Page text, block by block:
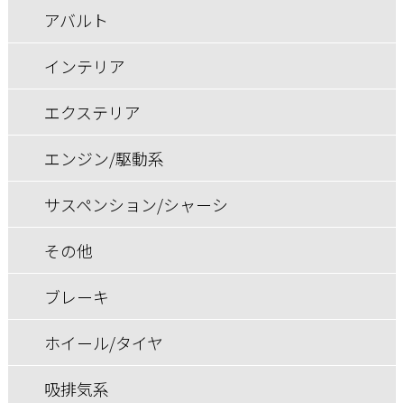
エンジン/駆動系
サスペンション/シャーシ
その他
ブレーキ
ホイール/タイヤ
エクステリア
エンジン/駆動系
サスペンション/シャーシ
その他
ブレーキ
ホイール/タイヤ
アバルト
インテリア
エクステリア
エンジン/駆動系
サスペンション/シャーシ
その他
ブレーキ
ホイール/タイヤ
吸排気系